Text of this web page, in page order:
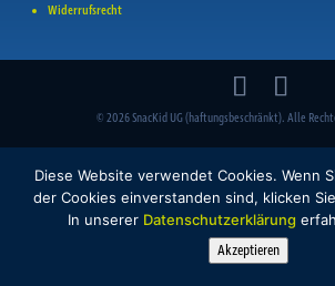
Widerrufsrecht
© 2026 SnacKid UG (haftungsbeschränkt). Alle
Diese Website verwendet Cookies. Wenn
der Cookies einverstanden sind, klicken
In unserer Datenschutzerklärung
Akzeptieren